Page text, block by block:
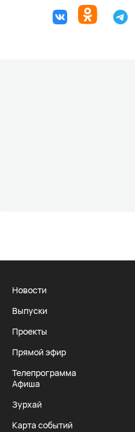
Новости
Выпуски
Проекты
Прямой эфир
Телепрограмма
Афиша
Зурхай
Карта событий